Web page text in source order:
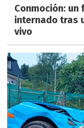
Conmoción:
internado tras
vivo